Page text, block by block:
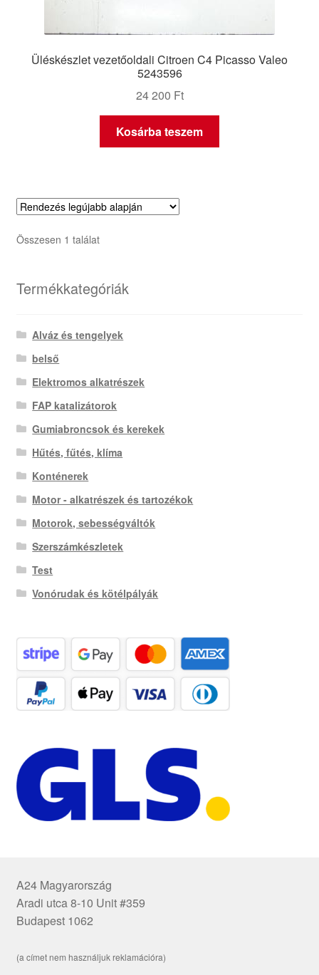
Üléskészlet vezetőoldali Citroen C4 Picasso Valeo
5243596
24 200 Ft
Kosárba teszem
Összesen 1 találat
Termékkategóriák
Alváz és tengelyek
belső
Elektromos alkatrészek
FAP katalizátorok
Gumiabroncsok és kerekek
Hűtés, fűtés, klíma
Konténerek
Motor - alkatrészek és tartozékok
Motorok, sebességváltók
Szerszámkészletek
Test
Vonórudak és kötélpályák
A24 Magyarország
Aradi utca 8-10 Unit #359
Budapest 1062
(a címet nem használjuk reklamációra)